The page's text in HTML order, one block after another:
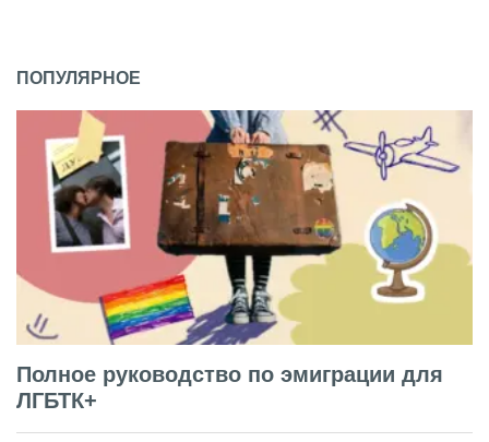
ПОПУЛЯРНОЕ
Полное руководство по эмиграции для
ЛГБТК+